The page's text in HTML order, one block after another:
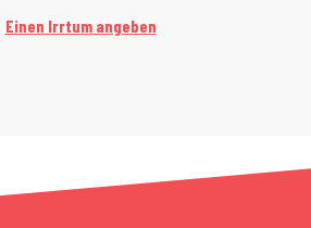
Einen Irrtum angeben